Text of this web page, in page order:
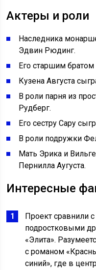
Актеры и роли
Наследника
Эдвин Рюдинг.
Его старшим
Кузена Августа
В роли парня из
Рудберг.
Его сестру Сару
В роли подружки
Мать Эрика и
Пернилла Аугуста.
Интересные
Проект сравнили
подростковыми
«Элита».
с романом
синий», где в